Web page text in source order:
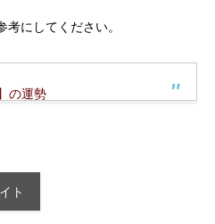
にしてください。
の運勢
ト